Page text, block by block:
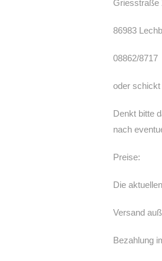
Griesstraße
86983
08862/8717
oder schickt
Denkt bitte
nach
Preise:
Die
Versand
Bezahlung